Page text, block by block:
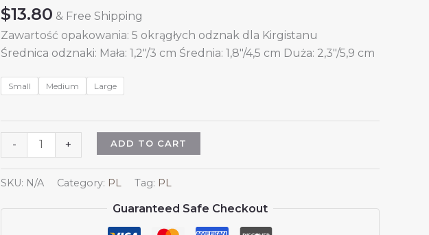
$13.80 & Free Shipping
Zawartość opakowania: 5 okrągłych odznak dla Kirgistanu
Średnica odznaki: Mała: 1,2″/3 cm Średnia: 1,8″/4,5 cm Duża: 2,3″/5,9 cm
Small Medium Large
-
szt.
okrągłych
z
+ ADD TO CART
SKU: N/A Category: PL Tag: PL
Guaranteed Safe Checkout